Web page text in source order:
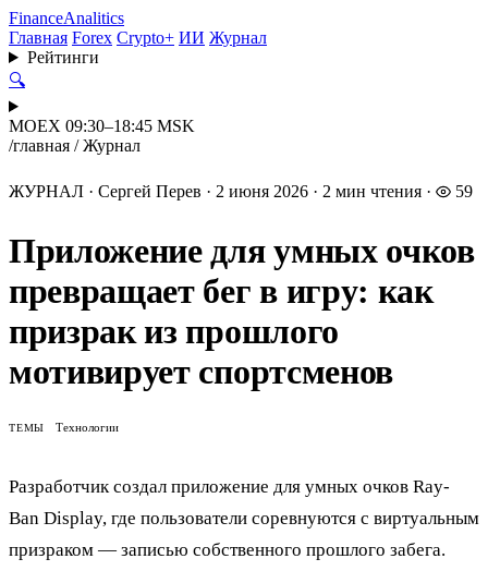
FinanceAnalitics
Главная Forex Crypto+ ИИ Журнал
Рейтинги
🔍
MOEX 09:30–18:45 MSK
/главная / Журнал
ЖУРНАЛ · Сергей Перев · 2 июня 2026 · 2 мин чтения · 59
Приложение для умных очков
превращает бег в игру: как
призрак из прошлого
мотивирует спортсменов
ТЕМЫ Технологии
Разработчик создал приложение для умных очков Ray-
Ban Display, где пользователи соревнуются с виртуальным
призраком — записью собственного прошлого забега.